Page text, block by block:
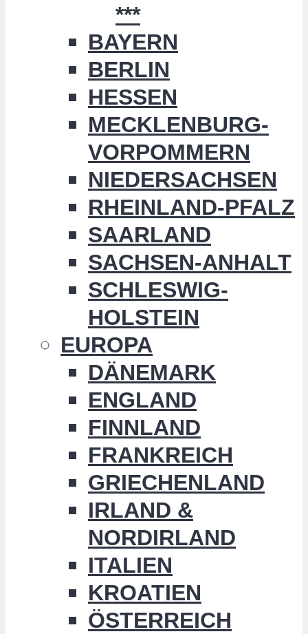
***
BAYERN
BERLIN
HESSEN
MECKLENBURG-
VORPOMMERN
NIEDERSACHSEN
RHEINLAND-PFALZ
SAARLAND
SACHSEN-ANHALT
SCHLESWIG-
HOLSTEIN
EUROPA
DÄNEMARK
ENGLAND
FINNLAND
FRANKREICH
GRIECHENLAND
IRLAND &
NORDIRLAND
ITALIEN
KROATIEN
ÖSTERREICH